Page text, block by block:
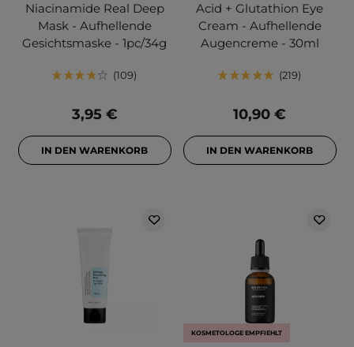
Niacinamide Real Deep
Mask - Aufhellende
Gesichtsmaske - 1pc/34g
109
3,95 €
IN DEN WARENKORB
Acid + Glutathion Eye
Cream - Aufhellende
Augencreme - 30ml
219
10,90 €
IN DEN WARENKORB
KOSMETOLOGE EMPFIEHLT